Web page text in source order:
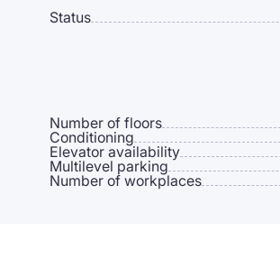
Status
Number of floors
Conditioning
Elevator availability
Multilevel parking
Number of workplaces